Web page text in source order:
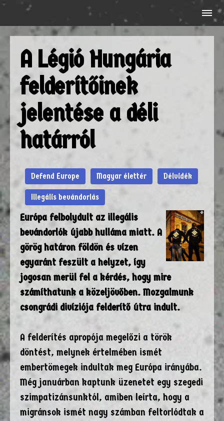
A Légió Hungária
felderítőinek
jelentése a déli
határról
Defend Europe Magyar élettér Délvidék
Illegális bevándorlás
Európa felbolydult az illegális
bevándorlók újabb hulláma miatt. A
görög határon földön és vízen
egyaránt feszült a helyzet, így
jogosan merül fel a kérdés, hogy mire
számíthatunk a közeljövőben. Mozgalmunk
csongrádi divíziója felderítő útra indult.
A felderítés apropója megelőzi a török
döntést, melynek értelmében ismét
embertömegek indultak meg Európa irányába.
Még januárban kaptunk üzenetet egy szegedi
szimpatizánsunktól, amiben leírta, hogy a
migránsok ismét nagy számban feltorlódtak a